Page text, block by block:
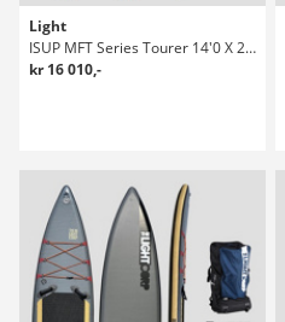
Light
ISUP MFT Series Tourer 14'0 X 28.5" SUP Set
kr 16 010,-